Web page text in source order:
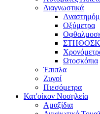
Διαγνωστικά
Οξύμετρα
Ωτοσκόπια
Έπιπλα
Ζυγοί
Πιεσόμετρα
Κατ'οίκον Νοσηλεία
Αμαξίδια